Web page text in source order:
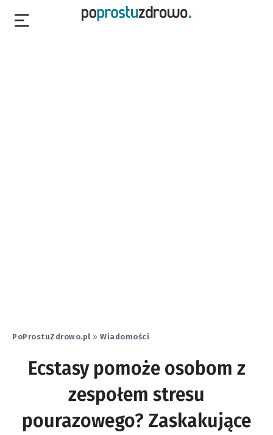
PoProstuZdrowo.pl » Wiadomości
Ecstasy pomoże osobom z
zespołem stresu
pourazowego? Zaskakujące